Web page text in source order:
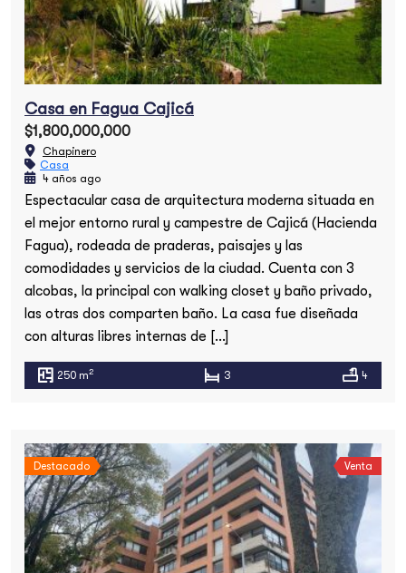
Casa en Fagua Cajicá
$1,800,000,000
Chapinero
Casa
4 años ago
Espectacular casa de arquitectura moderna situada en
el mejor entorno rural y campestre de Cajicá (Hacienda
Fagua), rodeada de praderas, paisajes y las
comodidades y servicios de la ciudad. Cuenta con 3
alcobas, la principal con walking closet y baño privado,
las otras dos comparten baño. La casa fue diseñada
con alturas libres internas de […]
250 m2 3 4
Destacado Venta